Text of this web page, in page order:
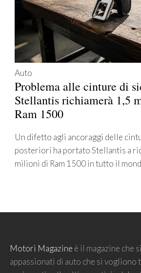
Auto
Problema alle cinture di
Stellantis richiamerà 1,5
Ram 1500
Un difetto agli ancoraggi delle
posteriori ha portato Stellantis a
milioni di Ram 1500 in tutto il
Motori Magazine è il magazine che
appassionati di auto che si vogliono